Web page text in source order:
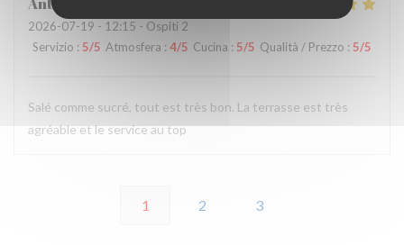
2026-07-19 - 12:15 - Ospiti 2
Servizio : 5/5 Atmosfera : 4/5 Cucina : 5/5 Qualità / Prezzo : 5/5
Salé comme sucré, tout est très bon. La terrasse est très
agréable et le service au top
1 2 3